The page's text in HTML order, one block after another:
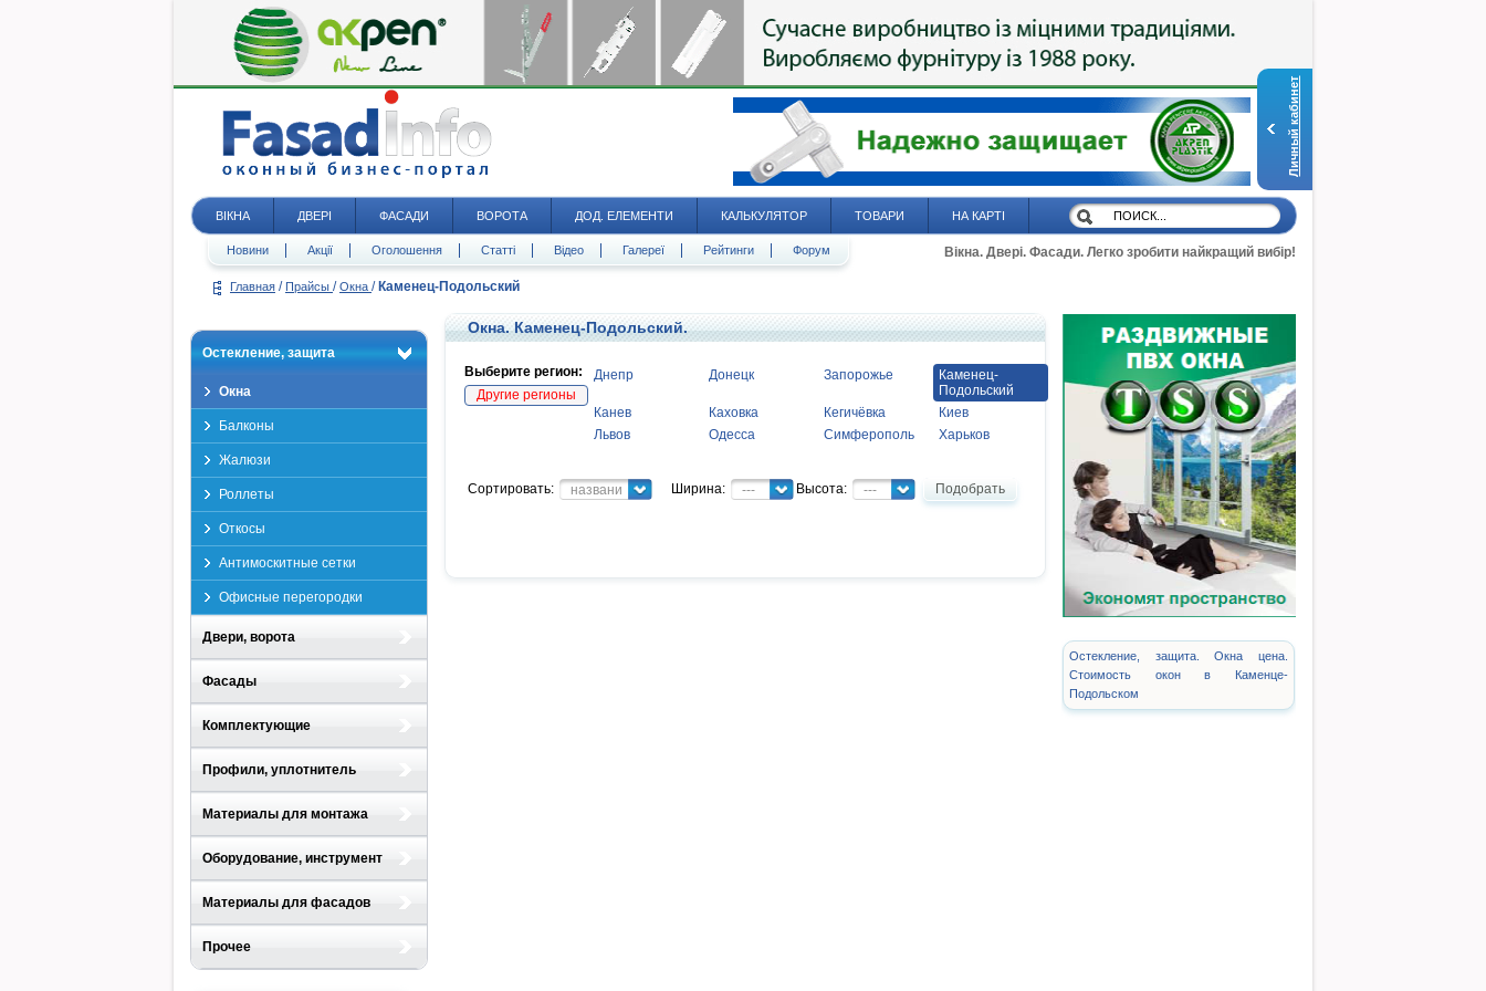
Личный кабинет
ВІКНА ДВЕРІ ФАСАДИ ВОРОТА ДОД. ЕЛЕМЕНТИ КАЛЬКУЛЯТОР ТОВАРИ НА КАРТІ
Новини Акції Оголошення Статті Відео Галереї Рейтинги Форум Вікна. Двері. Фасади. Легко зробити найкращий вибір!
Главная / Прайсы / Окна / Каменец-Подольский
Остекление, защита
Окна
Балконы
Жалюзи
Роллеты
Откосы
Антимоскитные сетки
Офисные перегородки
Двери, ворота
Фасады
Комплектующие
Профили, уплотнитель
Материалы для монтажа
Оборудование, инструмент
Материалы для фасадов
Прочее
Окна. Каменец-Подольский.
Выберите регион:
Другие регионы
Днепр Донецк Запорожье
Каменец-
Подольский
Канев
Каховка Кегичёвка
Киев
Львов
Одесса Симферополь Харьков
Сортировать: название Ширина: --- Высота: --- Подобрать
Остекление, защита. Окна цена.
Стоимость окон в Каменце-
Подольском